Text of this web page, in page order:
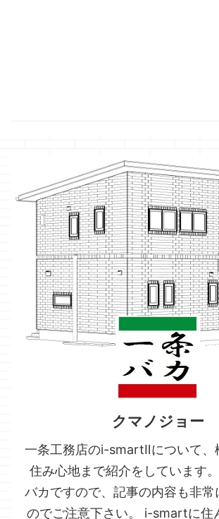
クマノジョー
一条工務店のi-smartⅡについて、
住み心地まで紹介をしています
バカですので、記事の内容も非常
のでご注意下さい。 i-smartに住